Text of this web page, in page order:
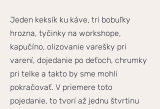
Jeden keksík ku káve, tri bobuľky
hrozna, tyčinky na workshope,
kapučíno, olizovanie varešky pri
varení, dojedanie po deťoch, chrumky
pri telke a takto by sme mohli
pokračovať. V priemere toto
pojedanie, to tvorí až jednu štvrtinu